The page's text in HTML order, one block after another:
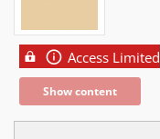
Access Limited
Show content